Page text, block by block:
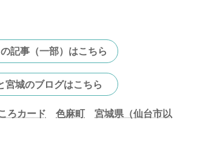
記事（一部）はこちら
宮城のブログはこちら
ろカード 色麻町
宮城県（仙台市以